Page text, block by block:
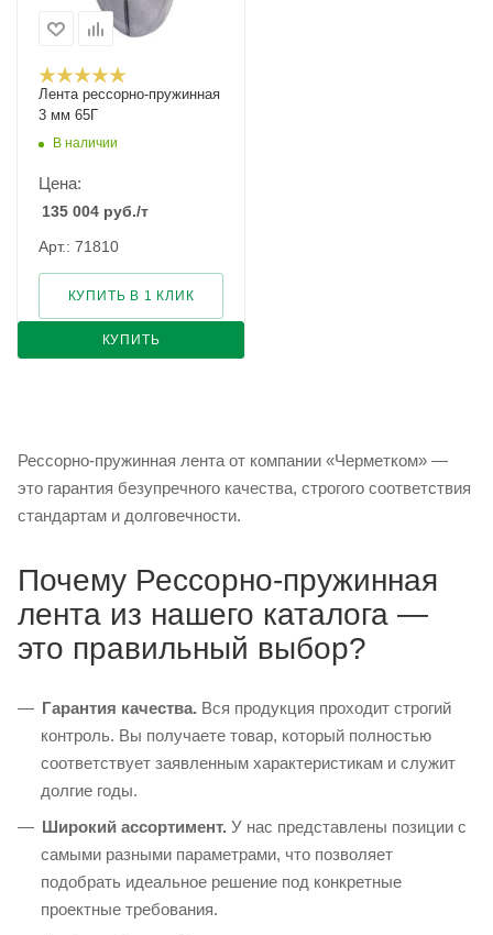
Лента рессорно-пружинная
3 мм 65Г
В наличии
Цена:
135 004 руб./т
Арт.: 71810
КУПИТЬ
КУПИТЬ В 1 КЛИК
Рессорно-пружинная лента от компании «Черметком» —
это гарантия безупречного качества, строгого соответствия
стандартам и долговечности.
Почему Рессорно-пружинная
лента из нашего каталога —
это правильный выбор?
Гарантия качества. Вся продукция проходит строгий
контроль. Вы получаете товар, который полностью
соответствует заявленным характеристикам и служит
долгие годы.
Широкий ассортимент. У нас представлены позиции с
самыми разными параметрами, что позволяет
подобрать идеальное решение под конкретные
проектные требования.